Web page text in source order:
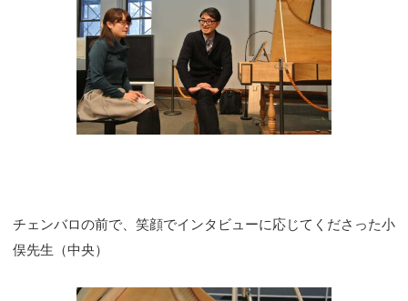
チェンバロの前で、笑顔でインタビューに応じてくださった小
俣先生（中央）